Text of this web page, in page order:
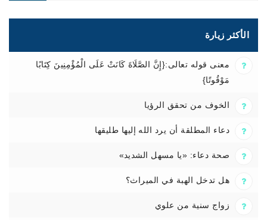
الأكثر زيارة
معنى قوله تعالى:{إِنَّ الصَّلَاةَ كَانَتْ عَلَى الْمُؤْمِنِينَ كِتَابًا
مَوْقُوتًا}
الخوف من تحقق الرؤيا
دعاء المطلقة أن يرد الله إليها طليقها
صحة دعاء: «يا مسهل الشديد»
هل تدخل الهبة في الميراث؟
زواج سنية من علوي